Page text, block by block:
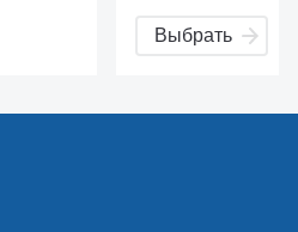
Увеличенное
Выбрать